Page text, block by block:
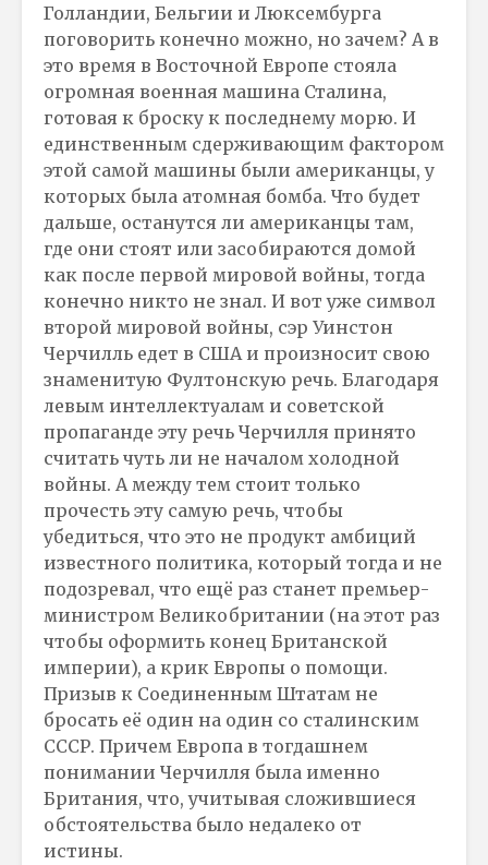
Голландии, Бельгии и Люксембурга
поговорить конечно можно, но зачем? А в
это время в Восточной Европе стояла
огромная военная машина Сталина,
готовая к броску к последнему морю. И
единственным сдерживающим фактором
этой самой машины были американцы, у
которых была атомная бомба. Что будет
дальше, останутся ли американцы там,
где они стоят или засобираются домой
как после первой мировой войны, тогда
конечно никто не знал. И вот уже символ
второй мировой войны, сэр Уинстон
Черчилль едет в США и произносит свою
знаменитую Фултонскую речь. Благодаря
левым интеллектуалам и советской
пропаганде эту речь Черчилля принято
считать чуть ли не началом холодной
войны. А между тем стоит только
прочесть эту самую речь, чтобы
убедиться, что это не продукт амбиций
известного политика, который тогда и не
подозревал, что ещё раз станет премьер-
министром Великобритании (на этот раз
чтобы оформить конец Британской
империи), а крик Европы о помощи.
Призыв к Соединенным Штатам не
бросать её один на один со сталинским
СССР. Причем Европа в тогдашнем
понимании Черчилля была именно
Британия, что, учитывая сложившиеся
обстоятельства было недалеко от
истины.